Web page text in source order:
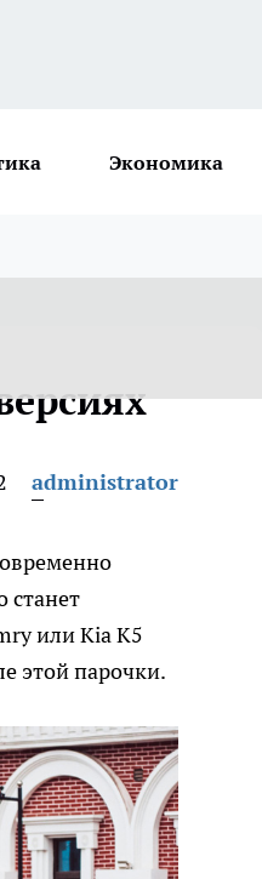
Экономика
administrator
станет
или Kia K5
этой парочки.